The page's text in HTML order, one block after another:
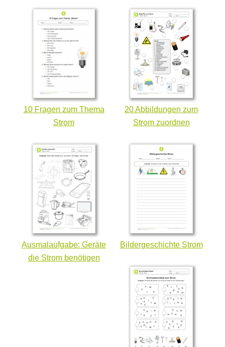
10 Fragen zum Thema
Strom
20 Abbildungen zum
Strom zuordnen
Ausmalaufgabe: Geräte
die Strom benötigen
Bildergeschichte Strom